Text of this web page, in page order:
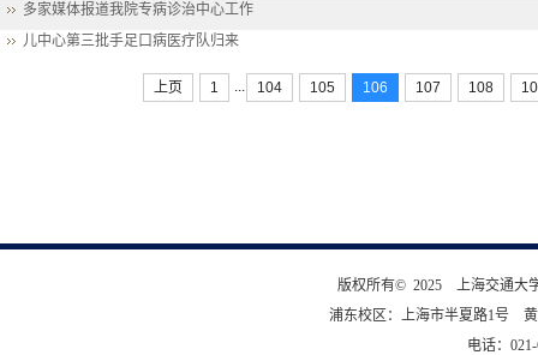
版权所有© 2025 上海交通大
浦东校区：上海市半夏路1号
电话：
多家媒体报道我院专病诊治中心工作
儿中心第三批手足口病医疗队归来
上页 1 ... 104 105 106 107 108